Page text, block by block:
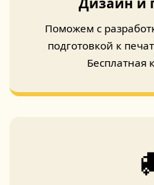
Поможем с
подготовкой к
Бесплатная